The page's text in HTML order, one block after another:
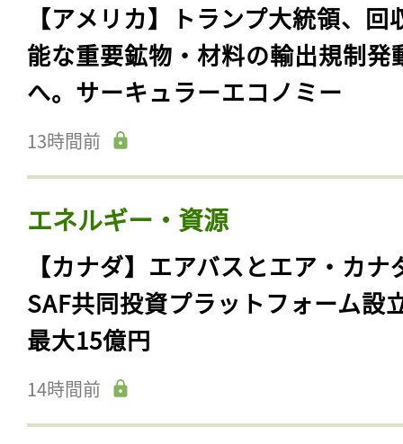
【アメリカ】トランプ大統領、回
能な重要鉱物・材料の輸出規制発
へ。サーキュラーエコノミー
13時間前
エネルギー・資源
【カナダ】エアバスとエア・カナ
SAF共同投資プラットフォーム設
最大15億円
14時間前